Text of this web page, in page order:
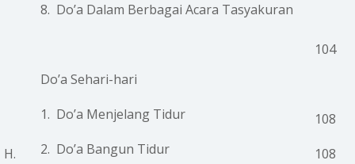
H.
8. Do’a Dalam Berbagai Acara Tasyakuran
Do’a Sehari-hari
1. Do’a Menjelang Tidur
2. Do’a Bangun Tidur
104
108
108